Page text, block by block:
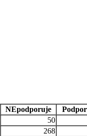
NEpodporuje
50
268